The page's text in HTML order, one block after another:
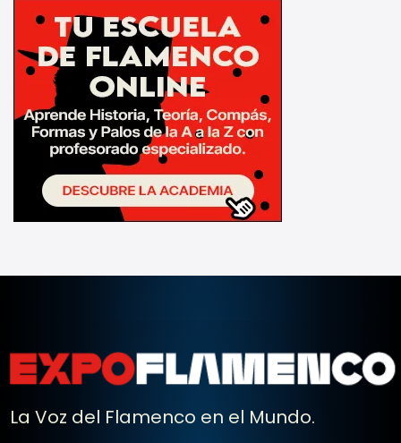
La Voz del Flamenco en el Mundo.